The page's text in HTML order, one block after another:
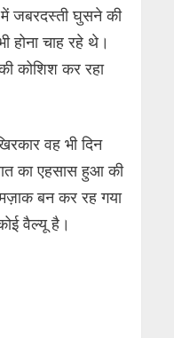
में जबरदस्ती घुसने की
होना चाह रहे थे।
कोशिश कर रहा
वह भी दिन
का एहसास हुआ की
बन कर रह गया
वैल्यू है।